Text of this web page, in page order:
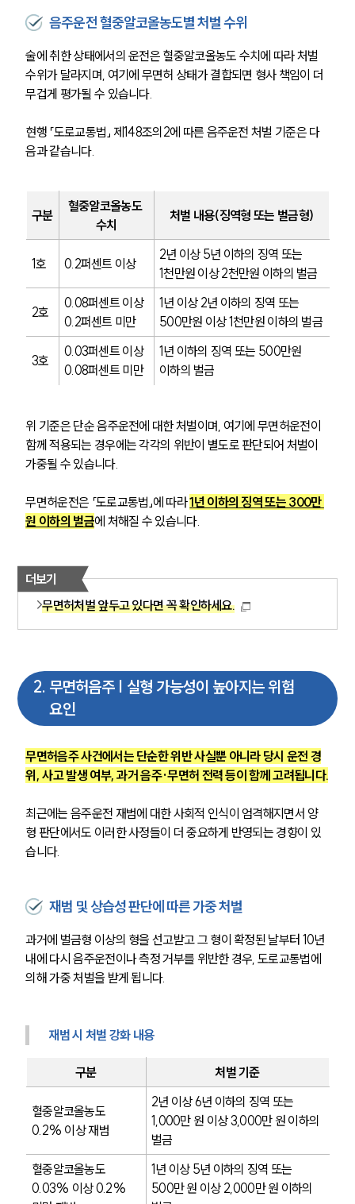
음주운전 혈중알코올농도별 처벌 수위
술에 취한 상태에서의 운전은 혈중알코올농도 수치에 따라 처벌
수위가 달라지며, 여기에 무면허 상태가 결합되면 형사 책임이 더
무겁게 평가될 수 있습니다.
현행 「도로교통법」 제148조의2에 따른 음주운전 처벌 기준은 다
음과 같습니다.
구분
혈중알코올농도
수치
처벌 내용(징역형 또는 벌금형)
1호 0.2퍼센트 이상
2년 이상 5년 이하의 징역 또는
1천만원 이상 2천만원 이하의 벌금
2호
0.08퍼센트 이상
0.2퍼센트 미만
1년 이상 2년 이하의 징역 또는
500만원 이상 1천만원 이하의 벌금
3호
0.03퍼센트 이상
0.08퍼센트 미만
1년 이하의 징역 또는 500만원
이하의 벌금
위 기준은 단순 음주운전에 대한 처벌이며, 여기에 무면허운전이
함께 적용되는 경우에는 각각의 위반이 별도로 판단되어 처벌이
가중될 수 있습니다.
무면허운전은 「도로교통법」에 따라 1년 이하의 징역 또는 300만
원 이하의 벌금에 처해질 수 있습니다.
더보기
무면허처벌 앞두고 있다면 꼭 확인하세요.
2. 무면허음주 | 실형 가능성이 높아지는 위험
요인
무면허음주 사건에서는 단순한 위반 사실뿐 아니라 당시 운전 경
위, 사고 발생 여부, 과거 음주·무면허 전력 등이 함께 고려됩니다.
최근에는 음주운전 재범에 대한 사회적 인식이 엄격해지면서 양
형 판단에서도 이러한 사정들이 더 중요하게 반영되는 경향이 있
습니다.
재범 및 상습성 판단에 따른 가중 처벌
과거에 벌금형 이상의 형을 선고받고 그 형이 확정된 날부터 10년
내에 다시 음주운전이나 측정 거부를 위반한 경우, 도로교통법에
의해 가중 처벌을 받게 됩니다.
재범 시 처벌 강화 내용
구분 처벌 기준
혈중알코올농도
0.2% 이상 재범
2년 이상 6년 이하의 징역 또는
1,000만 원 이상 3,000만 원 이하의
벌금
혈중알코올농도
0.03% 이상 0.2%
1년 이상 5년 이하의 징역 또는
500만 원 이상 2,000만 원 이하의